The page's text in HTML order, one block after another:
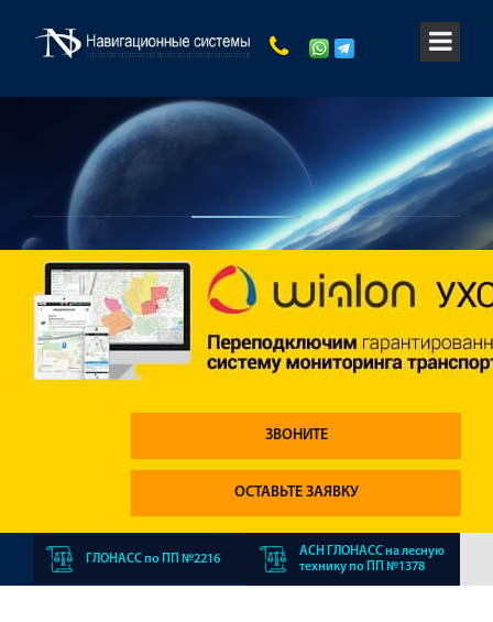
ЗВОНИТЕ
ОСТАВЬТЕ ЗАЯВКУ
ГЛОНАСС по ПП №2216
АСН ГЛОНАСС на лесную
технику по ПП №1378